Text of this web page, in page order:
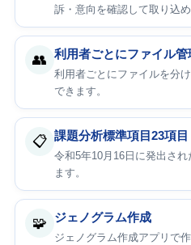
訴・意向を確認して取り込め
👥 利用者ごとにファイル管
利用者ごとにファイルを分
できます。
📋 課題分析標準項目23項
令和5年10月16日に発出さ
ます。
🧩 ジェノグラム作成
ジェノグラム作成アプリで